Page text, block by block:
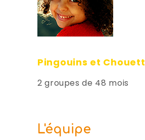
Pingouins et
2 groupes de 48 mois
L'équipe